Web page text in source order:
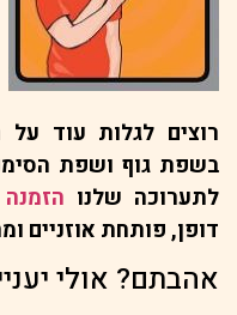
רוצים לגלות עוד
בשפת גוף ושפת
לתערוכה שלנוהזמנה
דופן, פותחת אוזניים
אהבתם? אולי